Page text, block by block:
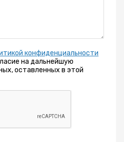
конфиденциальности
на дальнейшую
оставленных в этой